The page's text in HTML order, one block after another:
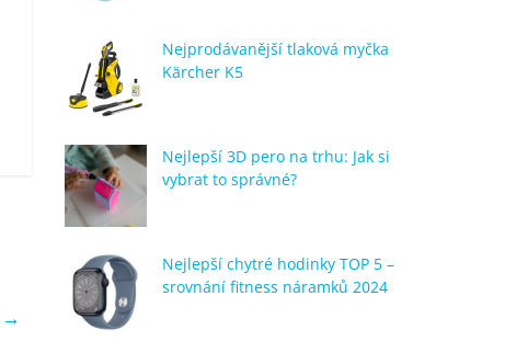
→
Nejprodávanější tlaková myčka
Kärcher K5
Nejlepší 3D pero na trhu: Jak si
vybrat to správné?
Nejlepší chytré hodinky TOP 5 –
srovnání fitness náramků 2024